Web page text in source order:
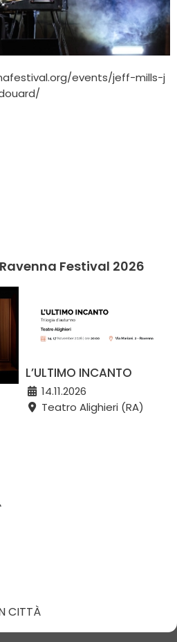
events/jeff-mills-j
Festival 2026
L’ULTIMO INCANTO
14.11.2026
Teatro Alighieri (RA)
CITTÀ